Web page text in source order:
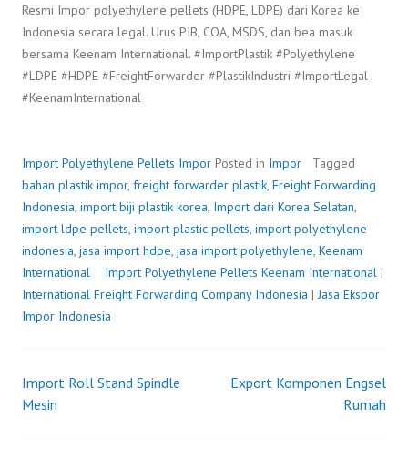
Resmi Impor polyethylene pellets (HDPE, LDPE) dari Korea ke
Indonesia secara legal. Urus PIB, COA, MSDS, dan bea masuk
bersama Keenam International. #ImportPlastik #Polyethylene
#LDPE #HDPE #FreightForwarder #PlastikIndustri #ImportLegal
#KeenamInternational
Import Polyethylene Pellets Impor Posted in Impor
Tagged
bahan plastik impor, freight forwarder plastik, Freight Forwarding
Indonesia, import biji plastik korea, Import dari Korea Selatan,
import ldpe pellets, import plastic pellets, import polyethylene
indonesia, jasa import hdpe, jasa import polyethylene, Keenam
International
Import Polyethylene Pellets P
o
d
b
y
i
Keenam International |
International Freight Forwarding Company Indonesia |Jasa Ekspor
Impor Indonesia
Post
Import Roll Stand Spindle
Mesin
Export Komponen Engsel
Rumah